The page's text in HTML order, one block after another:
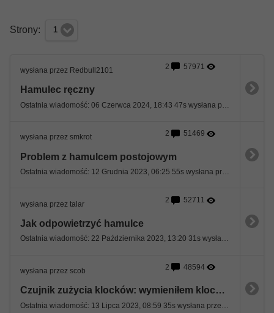
Strony: 1
wysłana przez Redbull2101 2 57971
Hamulec ręczny
wysłana przez smkrot 2 51469
Problem z hamulcem postojowym
Ostatnia wiadomość: 12 Grudnia 2023, 06:25 55s wysłana przez RAF77
wysłana przez talar 2 52711
Jak odpowietrzyć hamulce
Ostatnia wiadomość: 22 Października 2023, 13:20 31s wysłana przez MamMerca
wysłana przez scob 2 48594
Czujnik zużycia klocków: wymieniłem klocki, nie wymieniłem czujnika...